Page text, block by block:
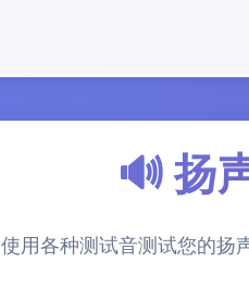
🔊 扬
使用各种测试音测试您的扬